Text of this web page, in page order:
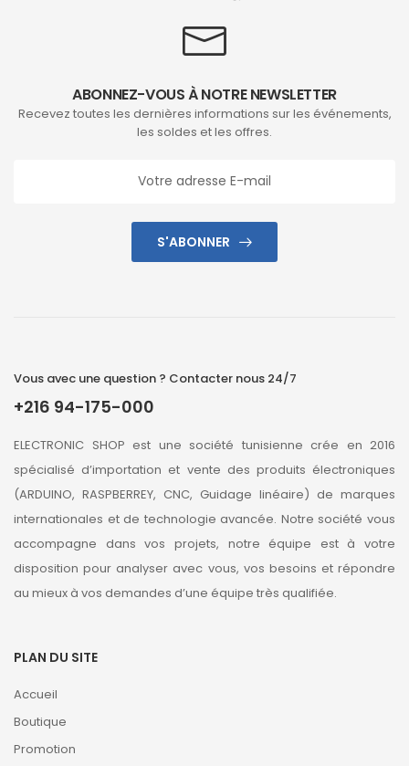
ABONNEZ-VOUS À NOTRE NEWSLETTER
Recevez toutes les dernières informations sur les événements,
les soldes et les offres.
S'ABONNER
Vous avec une question ? Contacter nous 24/7
+216 94-175-000
ELECTRONIC SHOP est une société tunisienne crée en 2016
spécialisé d’importation et vente des produits électroniques
(ARDUINO, RASPBERREY, CNC, Guidage linéaire) de marques
internationales et de technologie avancée. Notre société vous
accompagne dans vos projets, notre équipe est à votre
disposition pour analyser avec vous, vos besoins et répondre
au mieux à vos demandes d’une équipe très qualifiée.
PLAN DU SITE
Accueil
Boutique
Promotion